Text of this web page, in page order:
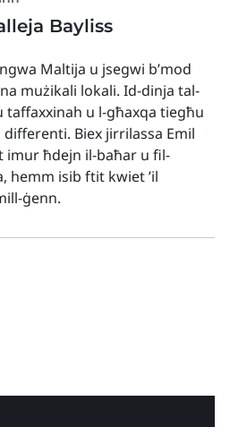
Bayliss
Maltija u jsegwi b’mod
mużikali lokali. Id-dinja tal-
taffaxxinah u l-għaxqa tiegħu
differenti. Biex jirrilassa Emil
imur ħdejn il-baħar u fil-
hemm isib ftit kwiet ’il
ġenn.